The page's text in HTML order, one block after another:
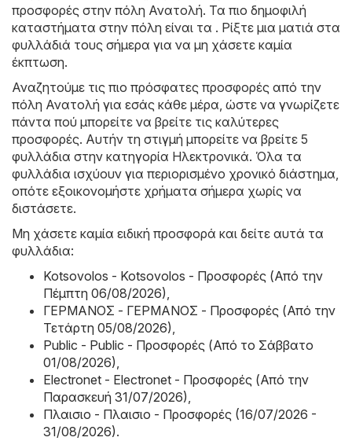
προσφορές στην πόλη Ανατολή. Τα πιο δημοφιλή
καταστήματα στην πόλη είναι τα . Ρίξτε μια ματιά στα
φυλλάδιά τους σήμερα για να μη χάσετε καμία
έκπτωση.
Αναζητούμε τις πιο πρόσφατες προσφορές από την
πόλη Ανατολή για εσάς κάθε μέρα, ώστε να γνωρίζετε
πάντα πού μπορείτε να βρείτε τις καλύτερες
προσφορές. Αυτήν τη στιγμή μπορείτε να βρείτε 5
φυλλάδια στην κατηγορία Hλεκτρονικά. Όλα τα
φυλλάδια ισχύουν για περιορισμένο χρονικό διάστημα,
οπότε εξοικονομήστε χρήματα σήμερα χωρίς να
διστάσετε.
Μη χάσετε καμία ειδική προσφορά και δείτε αυτά τα
φυλλάδια:
Kotsovolos - Kotsovolos - Προσφορές (Από την
Πέμπτη 06/08/2026),
ΓΕΡΜΑΝΟΣ - ΓΕΡΜΑΝΟΣ - Προσφορές (Από την
Τετάρτη 05/08/2026),
Public - Public - Προσφορές (Από το Σάββατο
01/08/2026),
Electronet - Electronet - Προσφορές (Από την
Παρασκευή 31/07/2026),
Πλαισιο - Πλαισιο - Προσφορές (16/07/2026 -
31/08/2026).